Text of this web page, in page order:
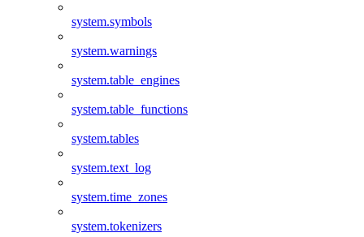
system.symbols
system.warnings
system.table_engines
system.table_functions
system.tables
system.text_log
system.time_zones
system.tokenizers